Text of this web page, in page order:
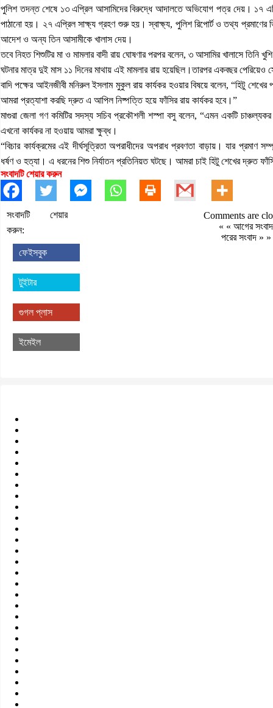
পুলিশ তদন্ত শেষে ১৩ এপ্রিল আসামিদের বিরুদ্ধে আদালতে অভিযোগ পত্র দেয়। ১৭
পাঠানো হয়। ২৭ এপ্রিল সাক্ষ্য গ্রহণ শুরু হয়। স্বাক্ষ্য, পুলিশ রিপোর্ট ও তথ্য প্রমাণের
আদেশ ও অন্য তিন আসামীকে খালাস দেয়।
তবে নিহত শিশুটির মা ও মামলার বাদী রায় ঘোষণার পরপর বলেন, ৩ আসামির খালাসে তিনি
ঘটনার মাত্র দুই মাস ১১ দিনের মাথায় এই মামলার রায় হয়েছিল।তারপর একবছর পেরিয়েও
বাদি পক্ষের আইনজীবী মনিরুল ইসলাম মুকুল রায় কার্যকর হওয়ার বিষয়ে বলেন, “হিটু
আমরা প্রত্যাশা করছি দ্রুত এ আপিল নিষ্পত্তি হয়ে ফাঁসির রায় কার্যকর হবে।”
মাগুরা জেলা গণ কমিটির সদস্য সচিব প্রকৌশলী শস্পা বসু বলেন, “এমন একটি চাঞ্চল্যকর
এখনো কার্যকর না হওয়ায় আমরা ক্ষুব্ধ।
“বিচার কার্যক্রমের এই দীর্ঘসূত্রিতা অপরাধীদের অপরাধ প্রবণতা বাড়ায়। যার প্রমাণ
ধর্ষণ ও হত্যা। এ ধরনের শিশু নির্যাতন প্রতিনিয়ত ঘটছে। আমরা চাই হিটু শেখের দ্রুত
সংবাদটি শেয়ার করুন
সংবাদটি শেয়ার
করুন:
ফেইসবুক
টুইটার
গুগল প্লাস
ইমেইল
Comments are
« « আগের সংবাদ
পরের সংবাদ » »